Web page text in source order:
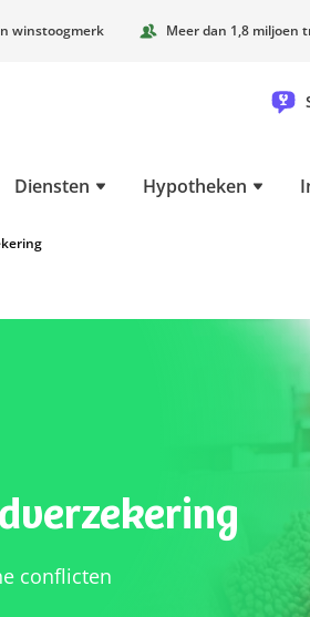
winstoogmerk Meer dan 1,8 miljoen
Diensten Hypotheken
conflicten